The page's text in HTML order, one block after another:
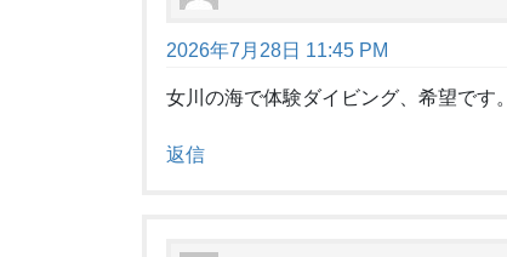
2026年7月28日 11:45 PM
女川の海で体験ダイビング、希望です。
返信